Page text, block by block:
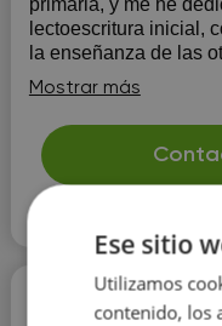
primaria, y me he
lectoescritura inicial,
la enseñanza de las
primaria. De manera
enseñado español a
Mostrar más
Ese sitio
Utilizamos
contenido, los